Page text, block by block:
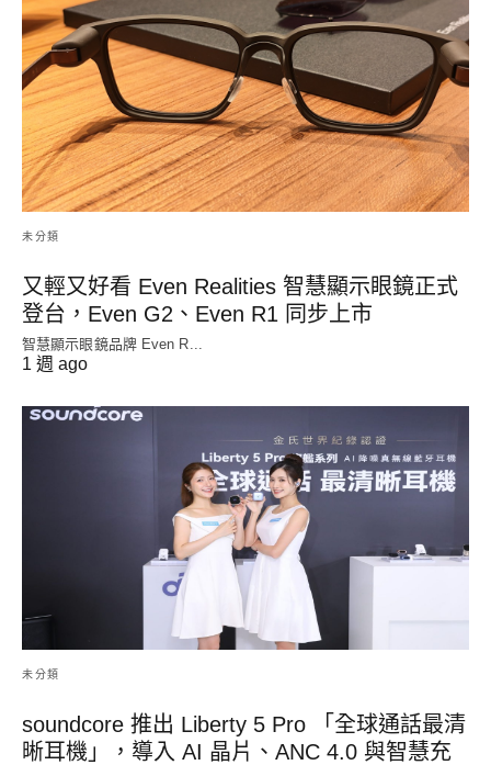
未分類
又輕又好看 Even Realities 智慧顯示眼鏡正式
登台，Even G2、Even R1 同步上市
智慧顯示眼鏡品牌 Even R...
1 週 ago
未分類
soundcore 推出 Liberty 5 Pro 「全球通話最清
晰耳機」，導入 AI 晶片、ANC 4.0 與智慧充